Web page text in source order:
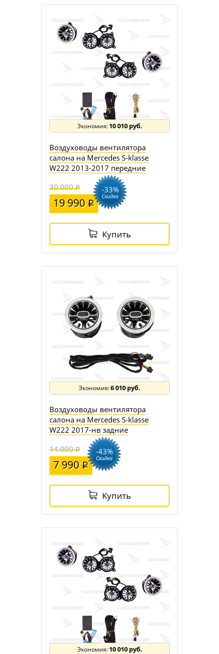
10 010 руб.
Воздуховоды вентилятора
салона на Mercedes S-klasse
W222 2013-2017 передние
30 000
19 990
-33%
Скидка
Купить
6 010 руб.
Воздуховоды вентилятора
салона на Mercedes S-klasse
W222 2017-нв задние
14 000
7 990
-43%
Скидка
Купить
10 010 руб.